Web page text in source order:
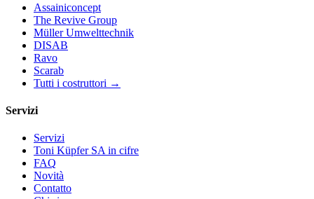
Assainiconcept
The Revive Group
Müller Umwelttechnik
DISAB
Ravo
Scarab
Tutti i costruttori →
Servizi
Servizi
Toni Küpfer SA in cifre
FAQ
Novità
Contatto